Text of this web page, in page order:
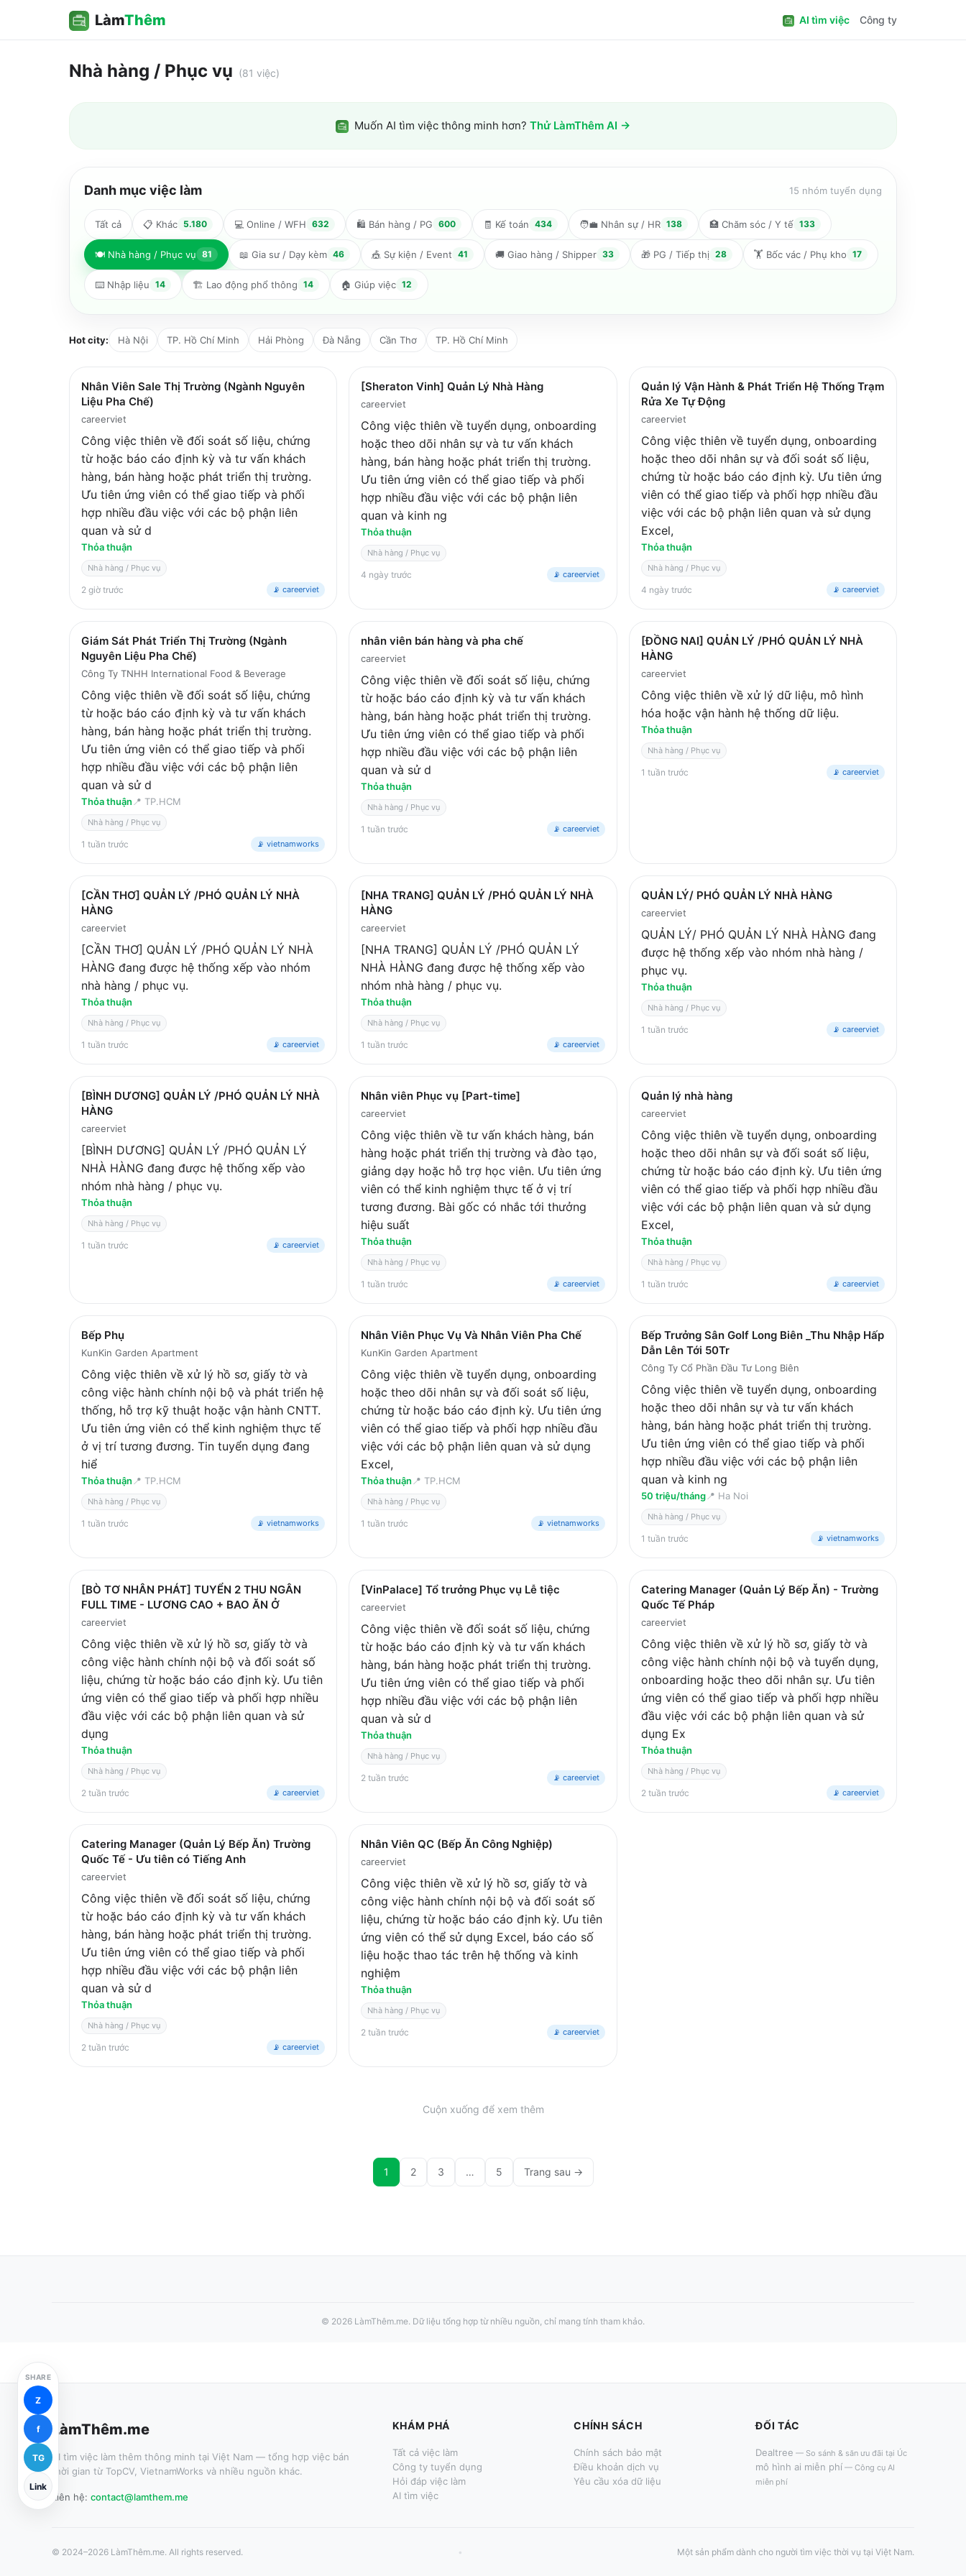
LàmThêm AI tìm việc Công ty
Nhà hàng / Phục vụ (81 việc)
Muốn AI tìm việc thông minh hơn? Thử LàmThêm AI →
Danh mục việc làm 15 nhóm tuyển dụng
Tất cả 📋 Khác 5.180 💻 Online / WFH 632 🛍️ Bán hàng / PG 600 🧾 Kế toán 434 🧑‍💼 Nhân sự / HR 138 🏥 Chăm sóc / Y tế 133
🍽️ Nhà hàng / Phục vụ 81 📖 Gia sư / Dạy kèm 46 🎪 Sự kiện / Event 41 🚚 Giao hàng / Shipper 33 🎁 PG / Tiếp thị 28 🏋️ Bốc vác / Phụ kho 17
⌨️ Nhập liệu 14 🏗️ Lao động phổ thông 14 🏠 Giúp việc 12
Hot city: Hà Nội TP. Hồ Chí Minh Hải Phòng Đà Nẵng Cần Thơ TP. Hồ Chí Minh
Nhân Viên Sale Thị Trường (Ngành Nguyên
Liệu Pha Chế)
careerviet
Công việc thiên về đối soát số liệu, chứng
từ hoặc báo cáo định kỳ và tư vấn khách
hàng, bán hàng hoặc phát triển thị trường.
Ưu tiên ứng viên có thể giao tiếp và phối
hợp nhiều đầu việc với các bộ phận liên
quan và sử d
Thỏa thuận
Nhà hàng / Phục vụ
2 giờ trước 📡 careerviet
[Sheraton Vinh] Quản Lý Nhà Hàng
careerviet
Công việc thiên về tuyển dụng, onboarding
hoặc theo dõi nhân sự và tư vấn khách
hàng, bán hàng hoặc phát triển thị trường.
Ưu tiên ứng viên có thể giao tiếp và phối
hợp nhiều đầu việc với các bộ phận liên
quan và kinh ng
Thỏa thuận
Nhà hàng / Phục vụ
4 ngày trước 📡 careerviet
Quản lý Vận Hành & Phát Triển Hệ Thống Trạm
Rửa Xe Tự Động
careerviet
Công việc thiên về tuyển dụng, onboarding
hoặc theo dõi nhân sự và đối soát số liệu,
chứng từ hoặc báo cáo định kỳ. Ưu tiên ứng
viên có thể giao tiếp và phối hợp nhiều đầu
việc với các bộ phận liên quan và sử dụng
Excel,
Thỏa thuận
Nhà hàng / Phục vụ
4 ngày trước 📡 careerviet
Giám Sát Phát Triển Thị Trường (Ngành
Nguyên Liệu Pha Chế)
Công Ty TNHH International Food & Beverage
Công việc thiên về đối soát số liệu, chứng
từ hoặc báo cáo định kỳ và tư vấn khách
hàng, bán hàng hoặc phát triển thị trường.
Ưu tiên ứng viên có thể giao tiếp và phối
hợp nhiều đầu việc với các bộ phận liên
quan và sử d
Thỏa thuận 📍 TP.HCM
Nhà hàng / Phục vụ
1 tuần trước 📡 vietnamworks
nhân viên bán hàng và pha chế
careerviet
Công việc thiên về đối soát số liệu, chứng
từ hoặc báo cáo định kỳ và tư vấn khách
hàng, bán hàng hoặc phát triển thị trường.
Ưu tiên ứng viên có thể giao tiếp và phối
hợp nhiều đầu việc với các bộ phận liên
quan và sử d
Thỏa thuận
Nhà hàng / Phục vụ
1 tuần trước 📡 careerviet
[ĐỒNG NAI] QUẢN LÝ /PHÓ QUẢN LÝ NHÀ
HÀNG
careerviet
Công việc thiên về xử lý dữ liệu, mô hình
hóa hoặc vận hành hệ thống dữ liệu.
Thỏa thuận
Nhà hàng / Phục vụ
1 tuần trước 📡 careerviet
[CẦN THƠ] QUẢN LÝ /PHÓ QUẢN LÝ NHÀ
HÀNG
careerviet
[CẦN THƠ] QUẢN LÝ /PHÓ QUẢN LÝ NHÀ
HÀNG đang được hệ thống xếp vào nhóm
nhà hàng / phục vụ.
Thỏa thuận
Nhà hàng / Phục vụ
1 tuần trước 📡 careerviet
[NHA TRANG] QUẢN LÝ /PHÓ QUẢN LÝ NHÀ
HÀNG
careerviet
[NHA TRANG] QUẢN LÝ /PHÓ QUẢN LÝ
NHÀ HÀNG đang được hệ thống xếp vào
nhóm nhà hàng / phục vụ.
Thỏa thuận
Nhà hàng / Phục vụ
1 tuần trước 📡 careerviet
QUẢN LÝ/ PHÓ QUẢN LÝ NHÀ HÀNG
careerviet
QUẢN LÝ/ PHÓ QUẢN LÝ NHÀ HÀNG đang
được hệ thống xếp vào nhóm nhà hàng /
phục vụ.
Thỏa thuận
Nhà hàng / Phục vụ
1 tuần trước 📡 careerviet
[BÌNH DƯƠNG] QUẢN LÝ /PHÓ QUẢN LÝ NHÀ
HÀNG
careerviet
[BÌNH DƯƠNG] QUẢN LÝ /PHÓ QUẢN LÝ
NHÀ HÀNG đang được hệ thống xếp vào
nhóm nhà hàng / phục vụ.
Thỏa thuận
Nhà hàng / Phục vụ
1 tuần trước 📡 careerviet
Nhân viên Phục vụ [Part-time]
careerviet
Công việc thiên về tư vấn khách hàng, bán
hàng hoặc phát triển thị trường và đào tạo,
giảng dạy hoặc hỗ trợ học viên. Ưu tiên ứng
viên có thể kinh nghiệm thực tế ở vị trí
tương đương. Bài gốc có nhắc tới thưởng
hiệu suất
Thỏa thuận
Nhà hàng / Phục vụ
1 tuần trước 📡 careerviet
Quản lý nhà hàng
careerviet
Công việc thiên về tuyển dụng, onboarding
hoặc theo dõi nhân sự và đối soát số liệu,
chứng từ hoặc báo cáo định kỳ. Ưu tiên ứng
viên có thể giao tiếp và phối hợp nhiều đầu
việc với các bộ phận liên quan và sử dụng
Excel,
Thỏa thuận
Nhà hàng / Phục vụ
1 tuần trước 📡 careerviet
Bếp Phụ
KunKin Garden Apartment
Công việc thiên về xử lý hồ sơ, giấy tờ và
công việc hành chính nội bộ và phát triển hệ
thống, hỗ trợ kỹ thuật hoặc vận hành CNTT.
Ưu tiên ứng viên có thể kinh nghiệm thực tế
ở vị trí tương đương. Tin tuyển dụng đang
hiể
Thỏa thuận 📍 TP.HCM
Nhà hàng / Phục vụ
1 tuần trước 📡 vietnamworks
Nhân Viên Phục Vụ Và Nhân Viên Pha Chế
KunKin Garden Apartment
Công việc thiên về tuyển dụng, onboarding
hoặc theo dõi nhân sự và đối soát số liệu,
chứng từ hoặc báo cáo định kỳ. Ưu tiên ứng
viên có thể giao tiếp và phối hợp nhiều đầu
việc với các bộ phận liên quan và sử dụng
Excel,
Thỏa thuận 📍 TP.HCM
Nhà hàng / Phục vụ
1 tuần trước 📡 vietnamworks
Bếp Trưởng Sân Golf Long Biên _Thu Nhập Hấp
Dẫn Lên Tới 50Tr
Công Ty Cổ Phần Đầu Tư Long Biên
Công việc thiên về tuyển dụng, onboarding
hoặc theo dõi nhân sự và tư vấn khách
hàng, bán hàng hoặc phát triển thị trường.
Ưu tiên ứng viên có thể giao tiếp và phối
hợp nhiều đầu việc với các bộ phận liên
quan và kinh ng
50 triệu/tháng📍 Ha Noi
Nhà hàng / Phục vụ
1 tuần trước 📡 vietnamworks
[BÒ TƠ NHÂN PHÁT] TUYỂN 2 THU NGÂN
FULL TIME - LƯƠNG CAO + BAO ĂN Ở
careerviet
Công việc thiên về xử lý hồ sơ, giấy tờ và
công việc hành chính nội bộ và đối soát số
liệu, chứng từ hoặc báo cáo định kỳ. Ưu tiên
ứng viên có thể giao tiếp và phối hợp nhiều
đầu việc với các bộ phận liên quan và sử
dụng
Thỏa thuận
Nhà hàng / Phục vụ
2 tuần trước 📡 careerviet
[VinPalace] Tổ trưởng Phục vụ Lễ tiệc
careerviet
Công việc thiên về đối soát số liệu, chứng
từ hoặc báo cáo định kỳ và tư vấn khách
hàng, bán hàng hoặc phát triển thị trường.
Ưu tiên ứng viên có thể giao tiếp và phối
hợp nhiều đầu việc với các bộ phận liên
quan và sử d
Thỏa thuận
Nhà hàng / Phục vụ
2 tuần trước 📡 careerviet
Catering Manager (Quản Lý Bếp Ăn) - Trường
Quốc Tế Pháp
careerviet
Công việc thiên về xử lý hồ sơ, giấy tờ và
công việc hành chính nội bộ và tuyển dụng,
onboarding hoặc theo dõi nhân sự. Ưu tiên
ứng viên có thể giao tiếp và phối hợp nhiều
đầu việc với các bộ phận liên quan và sử
dụng Ex
Thỏa thuận
Nhà hàng / Phục vụ
2 tuần trước 📡 careerviet
Catering Manager (Quản Lý Bếp Ăn) Trường
Quốc Tế - Ưu tiên có Tiếng Anh
careerviet
Công việc thiên về đối soát số liệu, chứng
từ hoặc báo cáo định kỳ và tư vấn khách
hàng, bán hàng hoặc phát triển thị trường.
Ưu tiên ứng viên có thể giao tiếp và phối
hợp nhiều đầu việc với các bộ phận liên
quan và sử d
Thỏa thuận
Nhà hàng / Phục vụ
2 tuần trước 📡 careerviet
Nhân Viên QC (Bếp Ăn Công Nghiệp)
careerviet
Công việc thiên về xử lý hồ sơ, giấy tờ và
công việc hành chính nội bộ và đối soát số
liệu, chứng từ hoặc báo cáo định kỳ. Ưu tiên
ứng viên có thể sử dụng Excel, báo cáo số
liệu hoặc thao tác trên hệ thống và kinh
nghiệm
Thỏa thuận
Nhà hàng / Phục vụ
2 tuần trước 📡 careerviet
Cuộn xuống để xem thêm
1 2 3 … 5 Trang sau →
© 2026 LàmThêm.me. Dữ liệu tổng hợp từ nhiều nguồn, chỉ mang tính tham khảo.
SHARE
Z
f
TG
Link
LàmThêm.me
AI tìm việc làm thêm thông minh tại Việt Nam — tổng hợp việc bán
thời gian từ TopCV, VietnamWorks và nhiều nguồn khác.
Liên hệ: contact@lamthem.me
KHÁM PHÁ
Tất cả việc làm
Công ty tuyển dụng
Hỏi đáp việc làm
AI tìm việc
CHÍNH SÁCH
Chính sách bảo mật
Điều khoản dịch vụ
Yêu cầu xóa dữ liệu
ĐỐI TÁC
Dealtree — So sánh & săn ưu đãi tại Úc
mô hình ai miễn phí —Công cụ AI
miễn phí
© 2024–2026 LàmThêm.me. All rights reserved. • Một sản phẩm dành cho người tìm việc thời vụ tại Việt Nam.